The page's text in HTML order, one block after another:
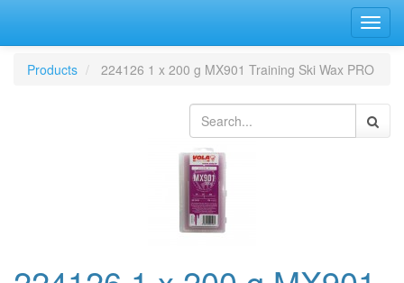
la
Products 224126 1 x 200 g MX901 Training Ski Wax PRO